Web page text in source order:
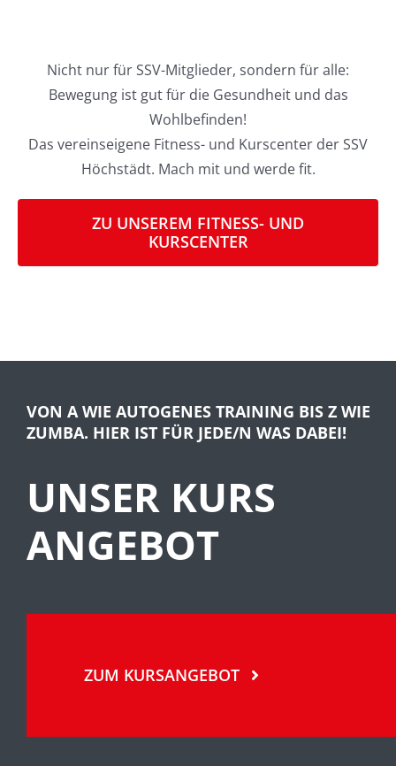
Nicht nur für SSV-Mitglieder, sondern für alle:
Bewegung ist gut für die Gesundheit und das
Wohlbefinden!
Das vereinseigene Fitness- und Kurscenter der SSV
Höchstädt. Mach mit und werde fit.
ZU UNSEREM FITNESS- UND
KURSCENTER
VON A WIE AUTOGENES TRAINING BIS Z WIE
ZUMBA. HIER IST FÜR JEDE/N WAS DABEI!
UNSER KURS
ANGEBOT
ZUM KURSANGEBOT